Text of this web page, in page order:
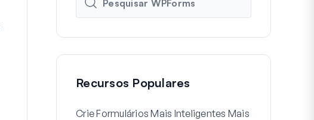
Recursos Populares
Crie Formulários Mais Inteligentes Mais